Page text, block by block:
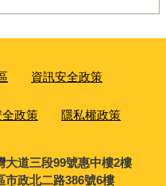
資訊安全政策
政策 隱私權政策
大道三段99號惠中樓2樓
市政北二路386號6樓